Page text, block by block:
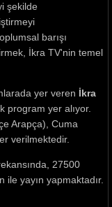
şekilde
barışı
İkra TV'nin temel
yer veren İkra
program yer alıyor.
Arapça), Cuma
verilmektedir.
27500
yayın yapmaktadır.